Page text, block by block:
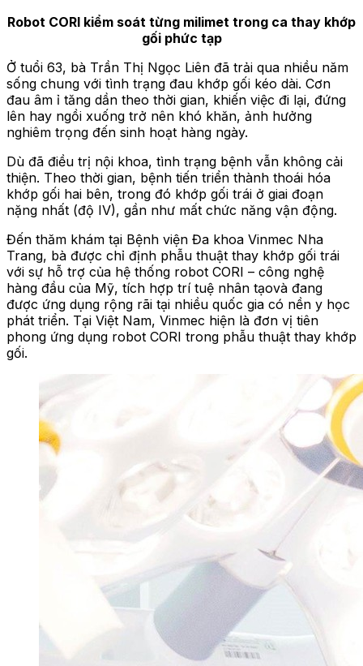
Robot CORI kiểm soát từng milimet trong ca thay khớp
gối phức tạp
Ở tuổi 63, bà Trần Thị Ngọc Liên đã trải qua nhiều năm
sống chung với tình trạng đau khớp gối kéo dài. Cơn
đau âm ỉ tăng dần theo thời gian, khiến việc đi lại, đứng
lên hay ngồi xuống trở nên khó khăn, ảnh hưởng
nghiêm trọng đến sinh hoạt hàng ngày.
Dù đã điều trị nội khoa, tình trạng bệnh vẫn không cải
thiện. Theo thời gian, bệnh tiến triển thành thoái hóa
khớp gối hai bên, trong đó khớp gối trái ở giai đoạn
nặng nhất (độ IV), gần như mất chức năng vận động.
Đến thăm khám tại Bệnh viện Đa khoa Vinmec Nha
Trang, bà được chỉ định phẫu thuật thay khớp gối trái
với sự hỗ trợ của hệ thống robot CORI – công nghệ
hàng đầu của Mỹ, tích hợp trí tuệ nhân tạovà đang
được ứng dụng rộng rãi tại nhiều quốc gia có nền y học
phát triển. Tại Việt Nam, Vinmec hiện là đơn vị tiên
phong ứng dụng robot CORI trong phẫu thuật thay khớp
gối.